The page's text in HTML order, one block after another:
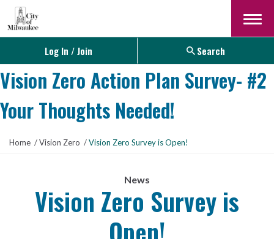
Menu
Log In / Join Search
Vision Zero Action Plan Survey- #2
Your Thoughts Needed!
Y
Home Vision Zero Vision Zero Survey is Open!
News
Vision Zero Survey is
Open!